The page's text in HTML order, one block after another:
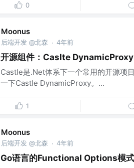
0
Moonus
后端开发 @北森 · 4年前
开源组件：Caslte DynamicProxy
Castle是.Net体系下一个常用的开源项
一下Castle DynamicProxy。...
1
Moonus
后端开发 @北森 · 4年前
Go语言的Functional Options模式